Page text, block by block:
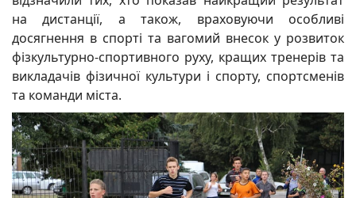
на дистанції, а також, враховуючи особливі
досягнення в спорті та вагомий внесок у розвиток
фізкультурно-спортивного руху, кращих тренерів та
викладачів фізичної культури і спорту, спортсменів
та команди міста.